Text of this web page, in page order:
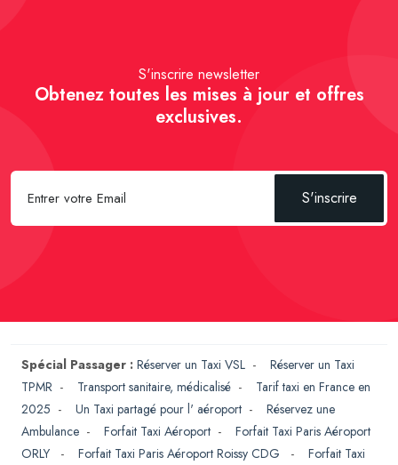
S'inscrire newsletter
Obtenez toutes les mises à jour et offres
exclusives.
S'inscrire
Spécial Passager : Réserver un Taxi VSL - Réserver un Taxi
TPMR - Transport sanitaire, médicalisé - Tarif taxi en France en
2025 - Un Taxi partagé pour l' aéroport - Réservez une
Ambulance - Forfait Taxi Aéroport - Forfait Taxi Paris Aéroport
ORLY
- Forfait Taxi Paris Aéroport Roissy CDG - Forfait Taxi